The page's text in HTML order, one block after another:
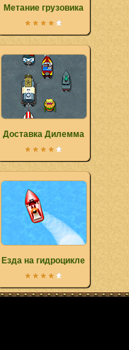
Метание грузовика
Доставка Дилемма
Езда на гидроцикле